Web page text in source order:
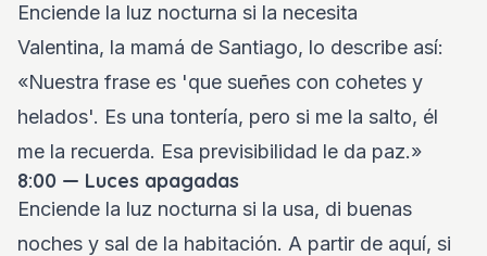
Enciende la luz nocturna si la necesita
Valentina, la mamá de Santiago, lo describe así:
«Nuestra frase es 'que sueñes con cohetes y
helados'. Es una tontería, pero si me la salto, él
me la recuerda. Esa previsibilidad le da paz.»
8:00 — Luces apagadas
Enciende la luz nocturna si la usa, di buenas
noches y sal de la habitación. A partir de aquí, si